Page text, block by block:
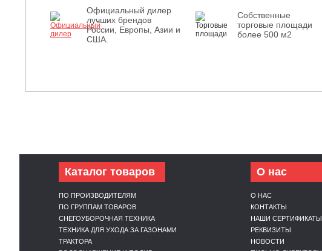
Официальный дилер
лучших брендов
России, Европы, Азии и
США.
Собственные
торговые площади
более 500 м2
Каталог товаров
ПО ПРОИЗВОДИТЕЛЯМ
ПО ГРУППАМ ТОВАРОВ
СНЕГОУБОРОЧНАЯ ТЕХНИКА
ТЕХНИКА ДЛЯ УХОДА ЗА ГАЗОНАМИ
ТРАКТОРА
О нас
О НАС
КОНТАКТЫ
НАШИ СЕРТИФИКАТЫ
РЕКВИЗИТЫ
НОВОСТИ